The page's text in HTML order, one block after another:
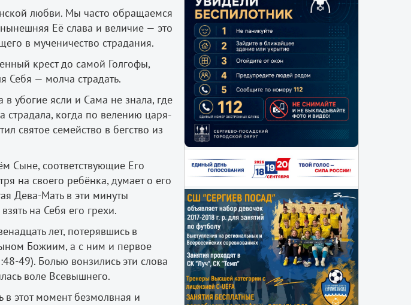
любви. Мы часто обращаемся
Её слава и величие — это
в мученичество страдания.
крест до самой Голгофы,
Себя — молча страдать.
убогие ясли и Сама не знала, где
страдала, когда по велению царя-
святое семейство в бегство из
Сыне, соответствующие Его
на своего ребёнка, думает о его
Дева-Мать в эти минуты
на Себя его грехи.
лет, потерявшись в
Божиим, а с ним и первое
49). Болью вонзились эти слова
воле Всевышнего.
этот момент безмолвная и